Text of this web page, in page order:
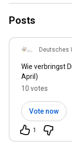
Riesling Kab...
Posts
Deutsches
Wie verbringst
April)
10 votes
Vote now
1